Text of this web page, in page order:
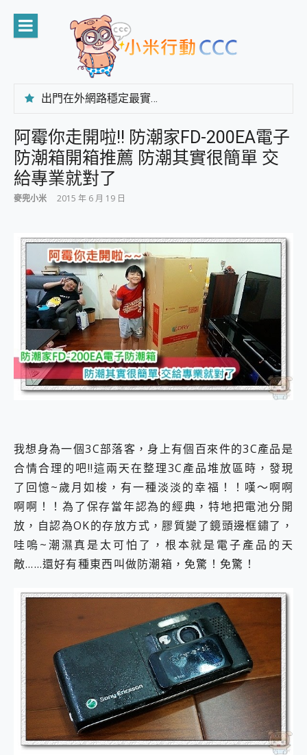
content
出門在外網路穩定最實在 「台灣大哥大」榮獲 4G/5G 在線率全球 NO.3 全台第一與全台六冠王實測心得，走到哪順到哪！
CP 值天花板~ Bongcom BS5 足球君開箱~ 短焦投影機 3千元就能擁有！ 折扣碼在這～
專為 PC上的 XBOX和掌機設計的 FireCuda X1070 SSD 固態硬碟開箱 評測
台灣製攝影機在這裡，100%全無線設計 SpotCam Solo Eco 太陽能防水雲端攝影機 SpotCam Solo 3 2.5K高畫質戶外攝影機 開箱 評測
好用的 EaseUS Partition Master 讓您輕鬆的移除與格式化有防寫保護的隨身碟或SD卡
小朋友才做選擇 投影機 RGB藍牙音響 氛圍情境燈 我通通都要！ Starfish 2 幻彩膠囊投影機｜結合「 智慧投影 & 煥彩流動 」的沈浸式生活新體驗
外型超吸晴~ 給您絕佳操控體驗 GravaStar Mercury K1 系列 異星機械鍵盤與 Mercury X 系列 輕量無線電競滑鼠 開箱 評測
開箱~變身「蜘蛛人」椅子軍師！MSI MPG 491CQP QD-OLED 超寬曲面電競螢幕，多工辦公、爽度滿滿的終極桌面體驗
iPhone 17 系列 有認證的防護來囉！ imos 首家導入 UL MCV 行銷宣告驗證的手機配件品牌
DJI Osmo Pocket 3 爽爽帶回家 歡慶 EaseUS 21 週年到來，「Slogan 海報徵稿活動」好康大放送
小巧好吸不擋鏡頭 有Qi2認證的 ONPRO MagReact MXs2 5000mAh薄型磁吸無線急速行動電源 開箱 評測
會走動的冷暖氣 SONY REON POCKET PRO 穿戴式智慧冷暖調溫裝置 開箱 評測
COMPUTEX 2025 來囉！AGI亞奇雷 AI・Gaming・創作儲存方案登場，趕快來AGI亞奇雷挑戰任務抽 PS5！
自帶線的 有線無線都能充 ONPRO MagReact M5 10000mAh 5合1 磁吸無線急速行動電源 開箱 評測
飛利浦 JS7310 ⚡【電急便｜行動儲能救車電源】 可靠的旅行夥伴！帶給您優異的安全性與強大供電效能
是螢幕也是電視! 一機超多用途「MSI微星 Modern MD272UPSW 27型」 4K IPS 輕薄商用智慧聯網螢幕 開箱 評測
您的專屬AI 助手 Yoga Slim 7 Aura Edition 觸控AI筆電 開箱 評測
realme 14 Pro 超硬軍規、冰感變色實測，realme 14 5G 遊戲戰鬥值爆表，效能x娛樂全都要！
iPhone、Apple Watch、AirPods耳機 三個設備充電一起搞定 ONPRO MagReact™ M3 3 in 1可攜摺疊無線充電器 開箱 評測
動靜皆宜「HUAWEI FreeArc」開放式耳掛耳機，無感配戴! 超穩超服貼，音質、通話也很優質
好玩好拍 vivo V50 ~ 口袋裡的 Zeiss 潮流攝影棚!
給 MSI Claw 系列電競掌機 最完美的家 MSI Nest Docking Station 掌機專屬擴充底座 開箱 評測
2億 APO蔡司長焦神機降臨~ vivo X200 Pro、vivo X200 就是這麼好拍
EaseUS Vocal Remover 免費線上去聲器一鍵去除人聲 人聲 音樂分離 2024 消除人聲推薦
3 個超值 MHN 飛人工具分享~~ iToolab AnyGo 魔物獵人 Now飛人 ios教學 不出門也可以到處走
Locawhere AnyTo 寶可夢飛人 AnyTo 不出門也可以飛遍全世界
小體積 40000mAh 超大容量 一次充5個設備 充好充滿 CUKTECH 酷態科 300W 微型充電站 開箱 評測
97.3% 恢復率，資料救援就是這麼簡單 EaseUS Data Recovery Wizard Free 18.0.0 業界最好的資料救援軟體
磁碟系統大風吹 有了 磁碟管理程式 EaseUS Partition Master 就是這麼簡單
全新 SONY Xperia 1 VI 開箱! 相機實測! 長焦覆蓋更遠更清晰、2日長續航、頂尖影音娛樂效能~
Xiaomi 14 Ultra 開箱 評測~ 有深度的 Leica 影像旗艦手機! 加碼小旗艦 Xiaomi 14 開箱 評測
阿霉你走開啦!! 防潮家FD-200EA電子
防潮箱開箱推薦 防潮其實很簡單 交
給專業就對了
麥兜小米 2015 年 6 月 19 日
我想身為一個3C部落客，身上有個百來件的3C產品是
合情合理的吧!!這兩天在整理3C產品堆放區時，發現
了回憶~歲月如梭，有一種淡淡的幸福！！嘆～啊啊
啊啊！！為了保存當年認為的經典，特地把電池分開
放，自認為OK的存放方式，膠質變了鏡頭邊框鏽了，
哇嗚~潮濕真是太可怕了，根本就是電子產品的天
敵……還好有種東西叫做防潮箱，免驚！免驚！